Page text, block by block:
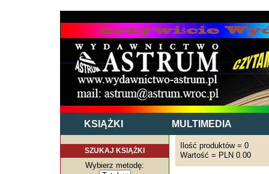
KSIĄŻKI MULTIMEDIA
SZUKAJ KSIĄŻKI
Wybierz metodę:
Ilość produktów = 0
Wartość = PLN 0.00